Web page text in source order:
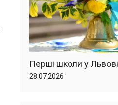
Перші школи у Львові
28.07.2026